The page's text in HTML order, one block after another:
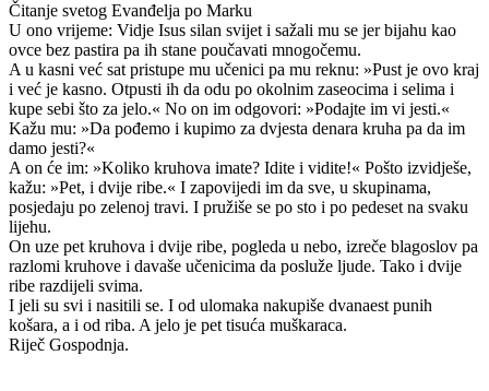
Čitanje svetog Evanđelja po Marku
U ono vrijeme: Vidje Isus silan svijet i sažali mu se jer bijahu kao
ovce bez pastira pa ih stane poučavati mnogočemu.
A u kasni već sat pristupe mu učenici pa mu reknu: »Pust je ovo kraj
i već je kasno. Otpusti ih da odu po okolnim zaseocima i selima i
kupe sebi što za jelo.« No on im odgovori: »Podajte im vi jesti.«
Kažu mu: »Da pođemo i kupimo za dvjesta denara kruha pa da im
damo jesti?«
A on će im: »Koliko kruhova imate? Idite i vidite!« Pošto izvidješe,
kažu: »Pet, i dvije ribe.« I zapovijedi im da sve, u skupinama,
posjedaju po zelenoj travi. I pružiše se po sto i po pedeset na svaku
lijehu.
On uze pet kruhova i dvije ribe, pogleda u nebo, izreče blagoslov pa
razlomi kruhove i davaše učenicima da posluže ljude. Tako i dvije
ribe razdijeli svima.
I jeli su svi i nasitili se. I od ulomaka nakupiše dvanaest punih
košara, a i od riba. A jelo je pet tisuća muškaraca.
Riječ Gospodnja.